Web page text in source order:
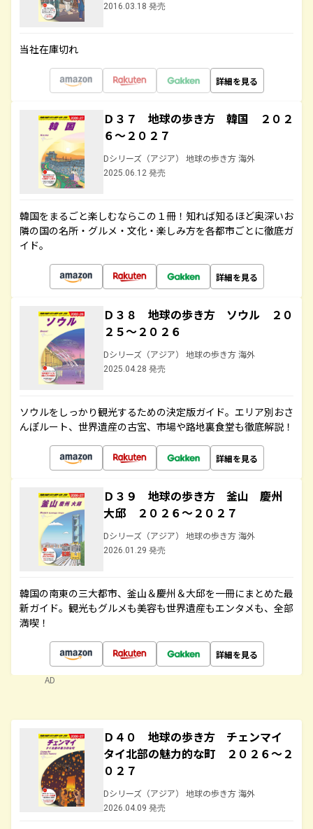
2016.03.18 発売
当社在庫切れ
詳細を見る
Ｄ３７ 地球の歩き方 韓国 ２０２
６～２０２７
Dシリーズ（アジア） 地球の歩き方 海外
2025.06.12 発売
韓国をまるごと楽しむならこの１冊！知れば知るほど奥深いお
隣の国の名所・グルメ・文化・楽しみ方を各都市ごとに徹底ガ
イド。
詳細を見る
Ｄ３８ 地球の歩き方 ソウル ２０
２５～２０２６
Dシリーズ（アジア） 地球の歩き方 海外
2025.04.28 発売
ソウルをしっかり観光するための決定版ガイド。エリア別おさ
んぽルート、世界遺産の古宮、市場や路地裏食堂も徹底解説！
詳細を見る
Ｄ３９ 地球の歩き方 釜山 慶州
大邱 ２０２６～２０２７
Dシリーズ（アジア） 地球の歩き方 海外
2026.01.29 発売
韓国の南東の三大都市、釜山＆慶州＆大邱を一冊にまとめた最
新ガイド。観光もグルメも美容も世界遺産もエンタメも、全部
満喫！
詳細を見る
AD
Ｄ４０ 地球の歩き方 チェンマイ
タイ北部の魅力的な町 ２０２６～２
０２７
Dシリーズ（アジア） 地球の歩き方 海外
2026.04.09 発売